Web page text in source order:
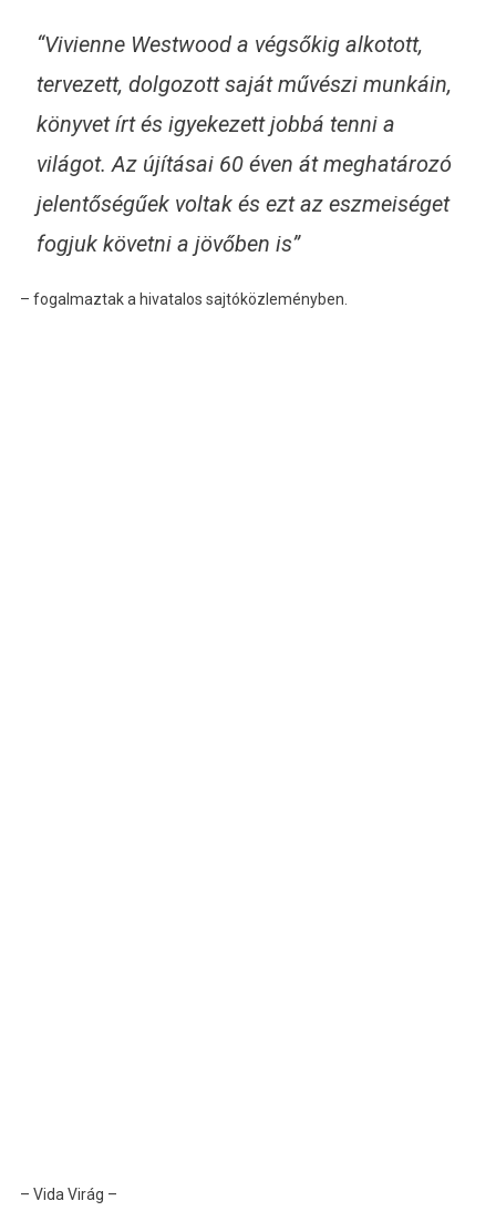
“Vivienne Westwood a végsőkig alkotott,
tervezett, dolgozott saját művészi munkáin,
könyvet írt és igyekezett jobbá tenni a
világot. Az újításai 60 éven át meghatározó
jelentőségűek voltak és ezt az eszmeiséget
fogjuk követni a jövőben is”
– fogalmaztak a hivatalos sajtóközleményben.
– Vida Virág –